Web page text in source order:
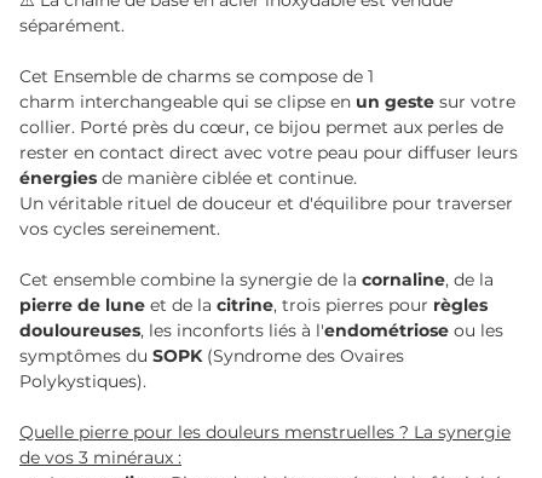
séparément.
Cet Ensemble de charms se compose de 1
charm interchangeable qui se clipse en un geste sur votre
collier. Porté près du cœur, ce bijou permet aux perles de
rester en contact direct avec votre peau pour diffuser leurs
énergies de manière ciblée et continue.
Un véritable rituel de douceur et d'équilibre pour traverser
vos cycles sereinement.
Cet ensemble combine la synergie de la cornaline, de la
pierre de lune et de la citrine, trois pierres pour règles
douloureuses, les inconforts liés à l'endométriose ou les
symptômes du SOPK(Syndrome des Ovaires
Polykystiques).
Quelle pierre pour les douleurs menstruelles ? La synergie
de vos 3 minéraux :